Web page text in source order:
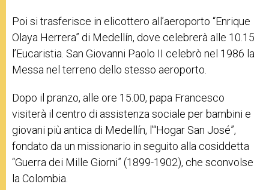
Poi si trasferisce in elicottero all’aeroporto “Enrique
Olaya Herrera” di Medellín, dove celebrerà alle 10.15
l’Eucaristia. San Giovanni Paolo II celebrò nel 1986 la
Messa nel terreno dello stesso aeroporto.
Dopo il pranzo, alle ore 15.00, papa Francesco
visiterà il centro di assistenza sociale per bambini e
giovani più antica di Medellín, l’“Hogar San José”,
fondato da un missionario in seguito alla cosiddetta
“Guerra dei Mille Giorni” (1899-1902), che sconvolse
la Colombia.